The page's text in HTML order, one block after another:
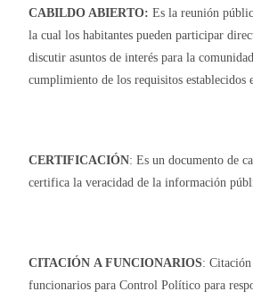
CABILDO ABIERTO: Es la reunión
la cual los habitantes pueden participar
discutir asuntos de interés para la
cumplimiento de los requisitos establecidos
CERTIFICACIÓN: Es un documento de
certifica la veracidad de la información
CITACIÓN A FUNCIONARIOS: Citación
funcionarios para Control Político para